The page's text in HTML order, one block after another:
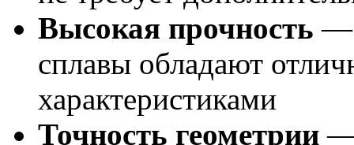
Высокая прочность —
сплавы обладают
характеристиками
Точность геометрии —